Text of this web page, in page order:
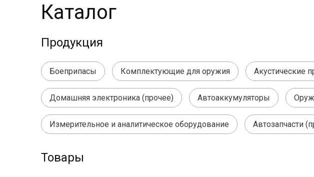
Каталог
Продукция
Боеприпасы Комплектующие для оружия Акустические
Домашняя электроника (прочее) Автоаккумуляторы
Измерительное и аналитическое оборудование Автозапчасти
Товары